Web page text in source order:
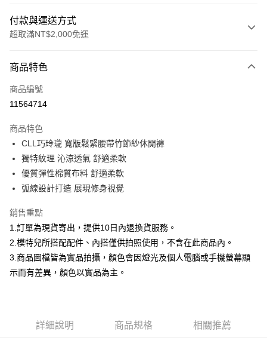
付款與運送方式
超取滿NT$2,000免運
信用卡一次付款
信用卡分期付款
合作金庫商業銀行
華南商業銀行
彰化商業銀行
上海商業儲蓄銀行
國泰世華商業銀行
臺灣中小企業銀行
聯邦商業銀行
元大商業銀行
永豐商業銀行
台新國際商業銀行
中國信託商業銀行
台灣樂天信用卡公司
超商取貨付款
LINE Pay
Apple Pay
悠遊付
Google Pay
全盈+PAY
【大哥付你分期使用說明】
1.本服務由台灣大哥大提供，台灣大哥大用戶可立即使用無須另外申請。
AFTEE先享後付
商品特色
商品編號
11564714
商品特色
CLL巧玲瓏 寬版鬆緊腰帶竹節紗休閒褲
獨特紋理 沁涼透氣 舒適柔軟
優質彈性棉質布料 舒適柔軟
弧線設計打造 展現修身視覺
銷售重點
1.訂單為現貨寄出，提供10日內退換貨服務。
2.模特兒所搭配配件、內搭僅供拍照使用，不含在此商品內。
3.商品圖檔皆為實品拍攝，顏色會因燈光及個人電腦或手機螢幕顯
示而有差異，顏色以實品為主。
詳細說明 商品規格 相關推薦